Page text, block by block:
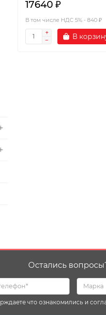
17640 ₽
В том числе НДС 5% - 840 ₽
В
Остались
что ознакомились и